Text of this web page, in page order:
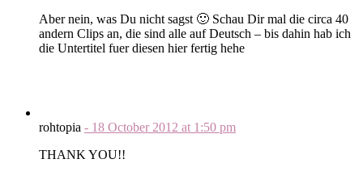
Aber nein, was Du nicht sagst 🙂 Schau Dir mal die circa 40
andern Clips an, die sind alle auf Deutsch – bis dahin hab ich
die Untertitel fuer diesen hier fertig hehe
rohtopia - 18 October 2012 at 1:50 pm
THANK YOU!!